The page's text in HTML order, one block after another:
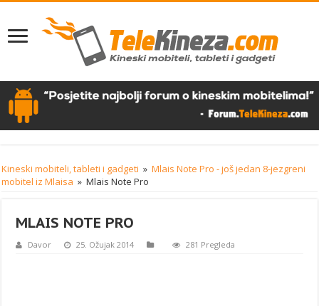
Kineski mobiteli, tableti i gadgeti » Mlais Note Pro - još jedan 8-jezgreni
mobitel iz Mlaisa » Mlais Note Pro
MLAIS NOTE PRO
Davor 25. Ožujak 2014 281 Pregleda